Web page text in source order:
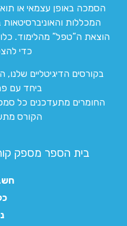
הסמכה באופן עצמאי או
המכללות והאוניברסיטאות
הוצאת ה”טפל” מהלימוד.
כדי
בקורסים הדיגיטליים
ביחד עם
החומרים מתעדכנים כל
הקורס
בית הספר מספק